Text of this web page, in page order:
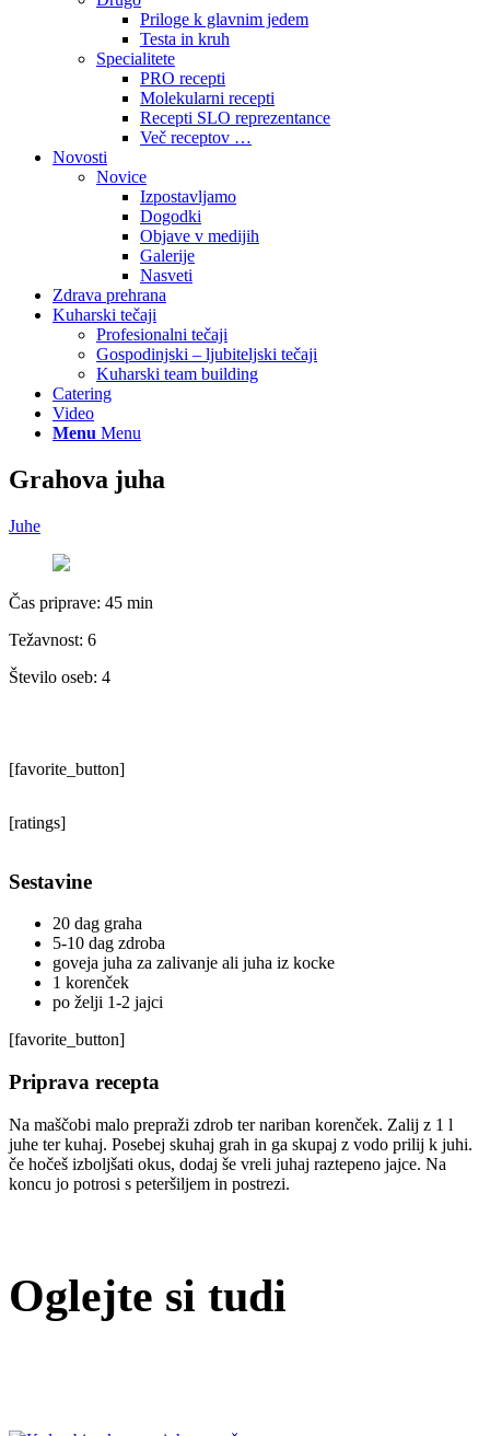
Priloge k glavnim jedem
Testa in kruh
Specialitete
PRO recepti
Molekularni recepti
Recepti SLO reprezentance
Več receptov …
Novosti
Novice
Izpostavljamo
Dogodki
Objave v medijih
Galerije
Nasveti
Zdrava prehrana
Kuharski tečaji
Profesionalni tečaji
Gospodinjski – ljubiteljski tečaji
Kuharski team building
Catering
Video
Menu Menu
Grahova juha
Juhe
Čas priprave: 45 min
Težavnost: 6
Število oseb: 4
[favorite_button]
[ratings]
Sestavine
20 dag graha
5-10 dag zdroba
goveja juha za zalivanje ali juha iz kocke
1 korenček
po želji 1-2 jajci
[favorite_button]
Priprava recepta
Na maščobi malo prepraži zdrob ter nariban korenček. Zalij z 1 l
juhe ter kuhaj. Posebej skuhaj grah in ga skupaj z vodo prilij k juhi.
če hočeš izboljšati okus, dodaj še vreli juhaj raztepeno jajce. Na
koncu jo potrosi s peteršiljem in postrezi.
Oglejte si tudi